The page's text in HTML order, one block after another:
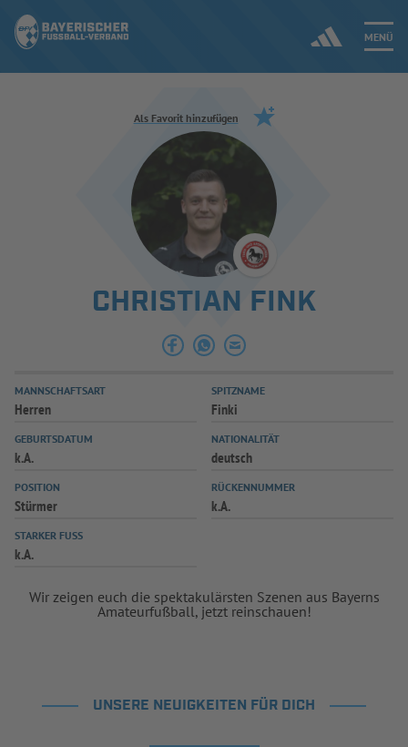
MENÜ
Jetzt einloggen
ERGEBNISSE & WETTBEWERBE
SPIELBETRIEB & VERBANDSLEBEN
AUSBILDUNG & FÖRDERUNG
SPIELPLUS
Als Favorit hinzufügen
CHRISTIAN FINK
MANNSCHAFTSART
Herren
SPITZNAME
Finki
GEBURTSDATUM
k.A.
NATIONALITÄT
deutsch
POSITION
Stürmer
RÜCKENNUMMER
k.A.
STARKER FUSS
k.A.
Wir zeigen euch die spektakulärsten Szenen aus Bayerns
Amateurfußball, jetzt reinschauen!
UNSERE NEUIGKEITEN FÜR DICH